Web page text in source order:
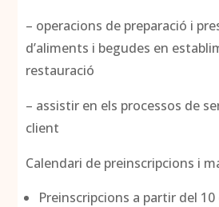
– operacions de preparació i
d’aliments i begudes en
restauració
– assistir en els processos de
client
Calendari de preinscripcions i
Preinscripcions a partir del 10